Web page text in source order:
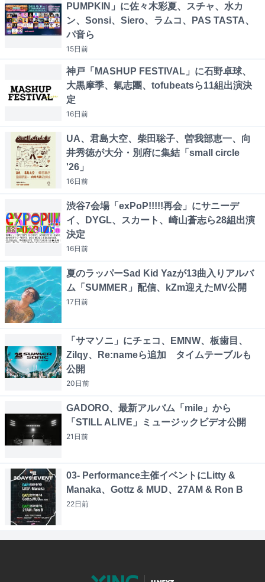
PUMPKIN」に佐々木彩夏、スチャ、水カ
ン、Sonsi、Siero、ラムコ、PAS TASTA、
パ音ら
15日前
神戸「MASHUP FESTIVAL」に石野卓球、
大黒摩季、氣志團、tofubeatsら11組出演決
定
16日前
UA、君島大空、柴田聡子、曽我部恵一、向
井秀徳が大分・別府に集結「small circle
'26」
16日前
渋谷7会場「exPoP!!!!!再会」にサニーデ
イ、DYGL、スカート、崎山蒼志ら28組出演
決定
16日前
夏のラッパーSad Kid Yazが13曲入りアルバ
ム「SUMMER」配信、kZm迎えたMV公開
17日前
「サマソニ」にチェコ、EMNW、板歯目、
Zilqy、Re:nameら追加 タイムテーブルも
公開
20日前
GADORO、最新アルバム「mile」から
「STILL ALIVE」ミュージックビデオ公開
21日前
03- Performance主催イベントにLitty &
Manaka、Gottz & MUD、27AM & Ron B
22日前